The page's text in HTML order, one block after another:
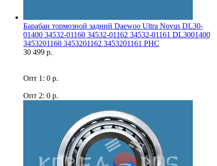
Барабан тормозной задний Daewoo Ultra Novus DL30-
01400 34532-01160 34532-01162 34532-01161 DL3001400
3453201160 3453201162 3453201161 PHC
30 499 р.
Опт 1: 0 р.
Опт 2: 0 р.